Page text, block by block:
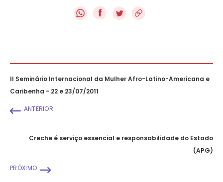
f
II Seminário Internacional da Mulher Afro-Latino-Americana e
Caribenha - 22 e 23/07/2011
ANTERIOR
Creche é serviço essencial e responsabilidade do Estado
(APG)
PRÓXIMO